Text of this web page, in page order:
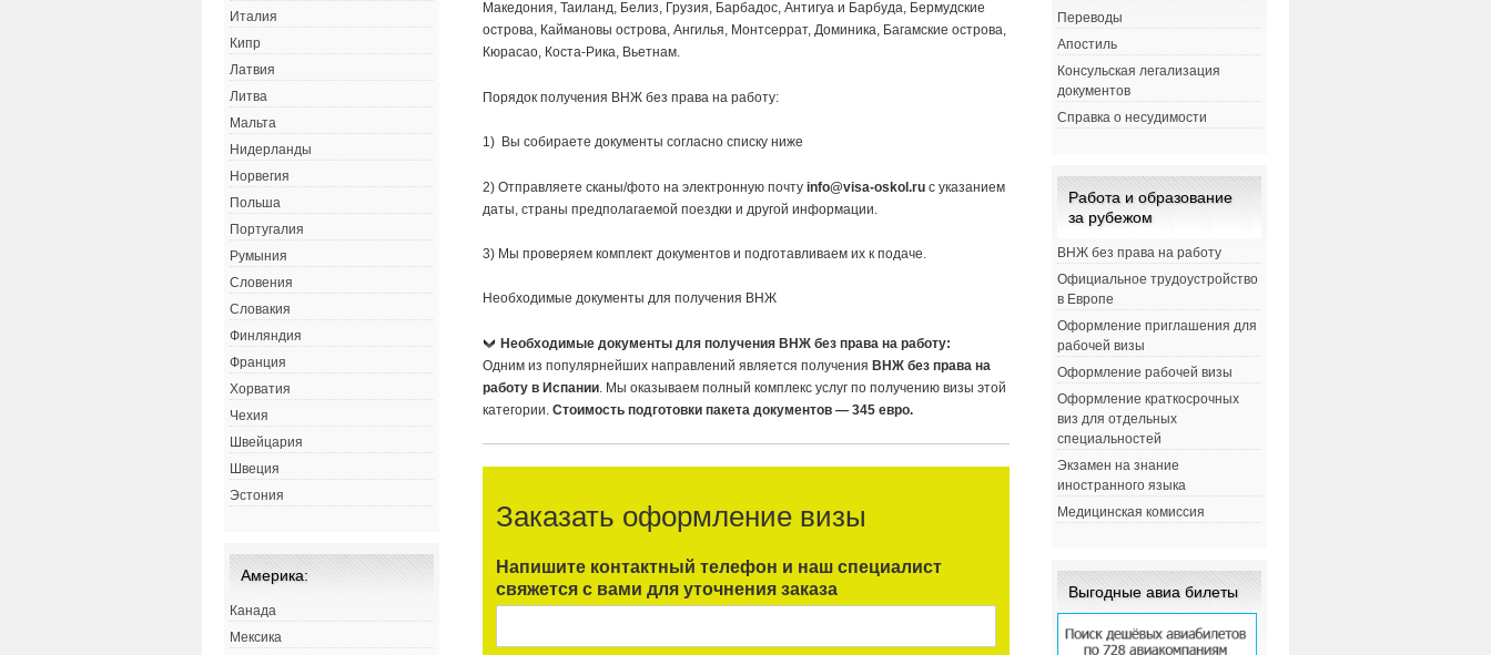
Македония, Таиланд, Белиз, Грузия, Барбадос, Антигуа и Барбуда, Бермудские
острова, Каймановы острова, Ангилья, Монтсеррат, Доминика, Багамские острова,
Кюрасао, Коста-Рика, Вьетнам.
Порядок получения ВНЖ без права на работу:
1) Вы собираете документы согласно списку ниже
2) Отправляете сканы/фото на электронную почтуinfo@visa-oskol.ru с указанием
даты, страны предполагаемой поездки и другой информации.
3) Мы проверяем комплект документов и подготавливаем их к подаче.
Необходимые документы для получения ВНЖ
Необходимые документы для получения ВНЖ без права на работу:
Одним из популярнейших направлений является полученияВНЖ без права на
работу в Испании . Мы оказываем полный комплекс услуг по получению визы этой
категории.Стоимость подготовки пакета документов — 345 евро.
Заказать оформление визы
Напишите контактный телефон и наш специалист
свяжется с вами для уточнения заказа
Италия
Кипр
Латвия
Литва
Мальта
Нидерланды
Норвегия
Польша
Португалия
Румыния
Словения
Словакия
Финляндия
Франция
Хорватия
Чехия
Швейцария
Швеция
Эстония
Америка:
Канада
Мексика
Переводы
Апостиль
Консульская легализация
документов
Справка о несудимости
Работа и образование
за рубежом
ВНЖ без права на работу
Официальное трудоустройство
в Европе
Оформление приглашения для
рабочей визы
Оформление рабочей визы
Оформление краткосрочных
виз для отдельных
специальностей
Экзамен на знание
иностранного языка
Медицинская комиссия
Выгодные авиа билеты